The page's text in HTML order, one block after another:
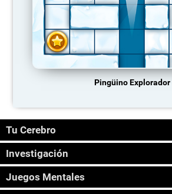
Pingüino Explorador
Tu Cerebro
Investigación
Juegos Mentales